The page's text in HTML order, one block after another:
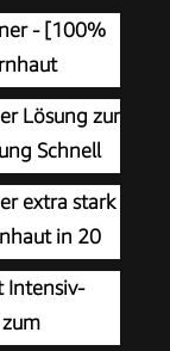
- [100%
für
Lösung zur
Schnell
No. 4 im
extra stark
in 20
Intensiv-